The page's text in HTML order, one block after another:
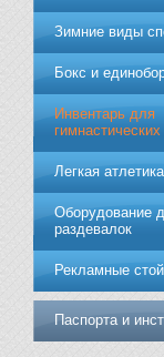
Зимние виды
Бокс и
Инвентарь для
Легкая атлетика
Оборудование
раздевалок
Рекламные
Паспорта и